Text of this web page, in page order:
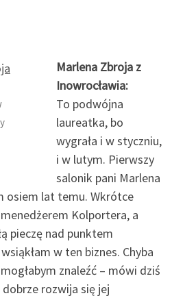
Marlena Zbroja z
Inowrocławia:
To podwójna
laureatka, bo
wygrała i w styczniu,
i w lutym. Pierwszy
salonik pani Marlena
osiem lat temu. Wkrótce
Kolportera, a
pieczę nad punktem
w ten biznes. Chyba
znaleźć – mówi dziś
rozwija się jej